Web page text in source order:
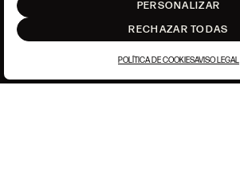
PERSONALIZAR
RECHAZAR TODAS
POLÍTICA DE COOKIESAVISO LEGAL